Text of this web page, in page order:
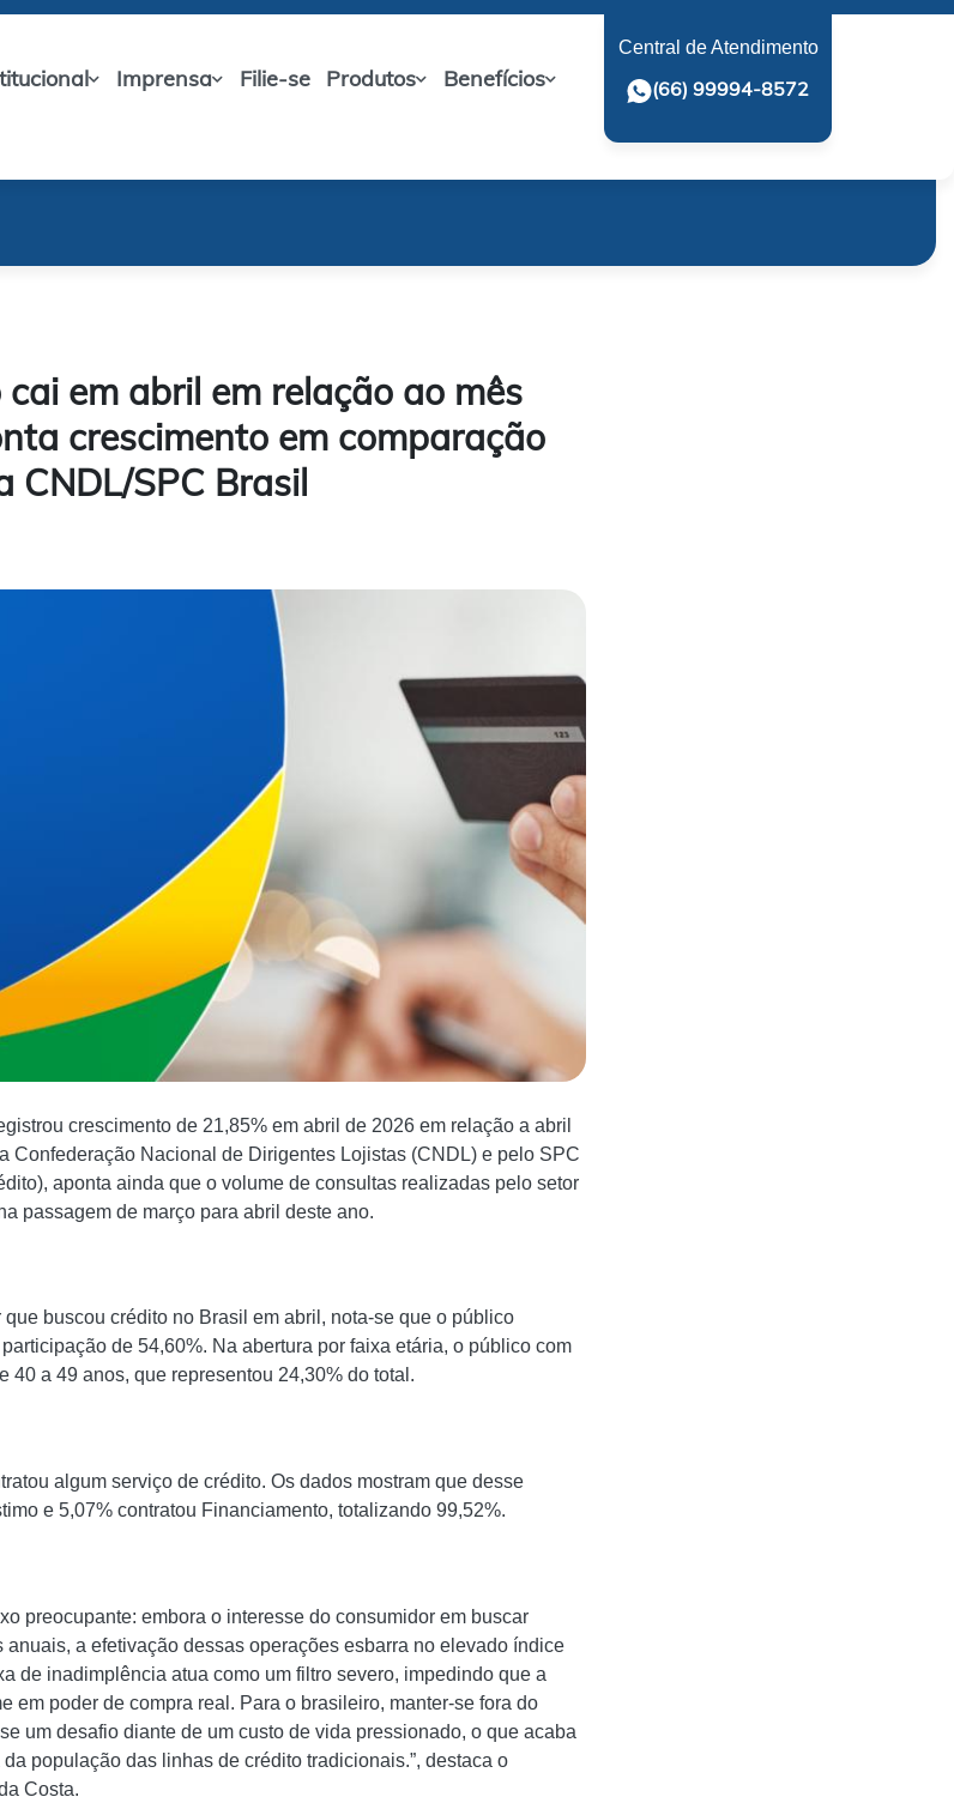
Imprensa Filie-se Produtos Benefícios
Central de Atendimento
(66) 99994-8572
em abril em relação ao mês
crescimento em comparação
CNDL/SPC Brasil
crescimento de 21,85% em abril de 2026 em relação a abril
Confederação Nacional de Dirigentes Lojistas (CNDL) e pelo SPC
aponta ainda que o volume de consultas realizadas pelo setor
passagem de março para abril deste ano.
buscou crédito no Brasil em abril, nota‐se que o público
de 54,60%. Na abertura por faixa etária, o público com
40 a 49 anos, que representou 24,30% do total.
algum serviço de crédito. Os dados mostram que desse
e 5,07% contratou Financiamento, totalizando 99,52%.
preocupante: embora o interesse do consumidor em buscar
anuais, a efetivação dessas operações esbarra no elevado índice
de inadimplência atua como um filtro severo, impedindo que a
em poder de compra real. Para o brasileiro, manter-se fora do
um desafio diante de um custo de vida pressionado, o que acaba
população das linhas de crédito tradicionais.”, destaca o
Costa.